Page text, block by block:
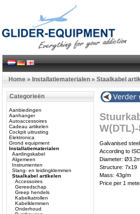
Home » Installatiematerialen » Staalkabel
Categorieën
Aanbiedingen
Aanhanger
Autoaccessoires
Cadeau artikelen
Cockpit uitrusting
Elektronica
Grond equipment
Installatiematerialen
Aardingskabel
Algemeen
Instrumenten
Slang- en leidingklemmen
Staalkabel artikelen
Accessoires
Gereedschap
Greep hendels
Kabelkatrollen
Kabelklemmen
Onderhoud
Galvanised
According to
Diameter:
Structure: 7x19
Mass: 43g/m
Price per 1